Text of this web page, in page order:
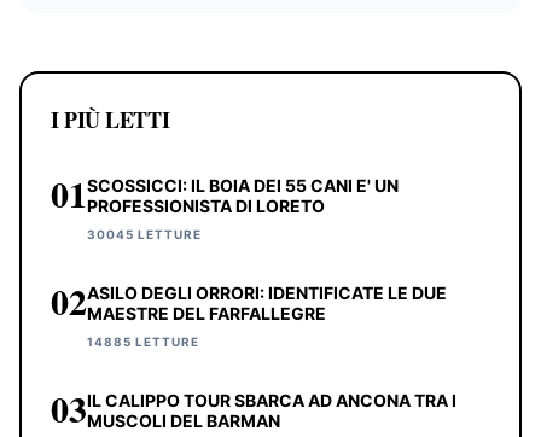
I PIÙ LETTI
01SCOSSICCI: IL BOIA DEI 55 CANI E' UN
PROFESSIONISTA DI LORETO
30045 LETTURE
02ASILO DEGLI ORRORI: IDENTIFICATE LE DUE
MAESTRE DEL FARFALLEGRE
14885 LETTURE
03IL CALIPPO TOUR SBARCA AD ANCONA TRA I
MUSCOLI DEL BARMAN